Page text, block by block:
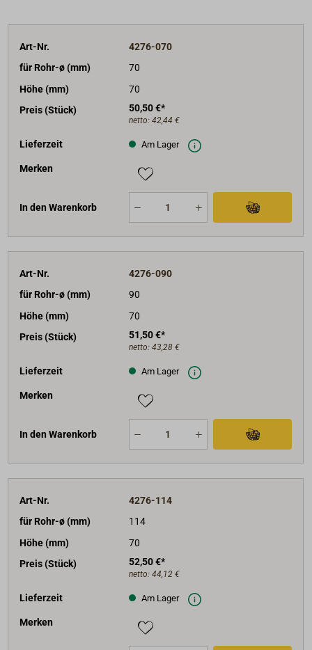
Art-Nr.
4276-070
für Rohr-ø (mm)
70
Höhe (mm)
70
Preis (Stück)
50,50 €*
netto: 42,44 €
Lieferzeit Am Lager
Merken
In den Warenkorb
Art-Nr.
4276-090
für Rohr-ø (mm)
90
Höhe (mm)
70
Preis (Stück)
51,50 €*
netto: 43,28 €
Lieferzeit Am Lager
Merken
In den Warenkorb
Art-Nr.
4276-114
für Rohr-ø (mm)
114
Höhe (mm)
70
Preis (Stück)
52,50 €*
netto: 44,12 €
Lieferzeit Am Lager
Merken